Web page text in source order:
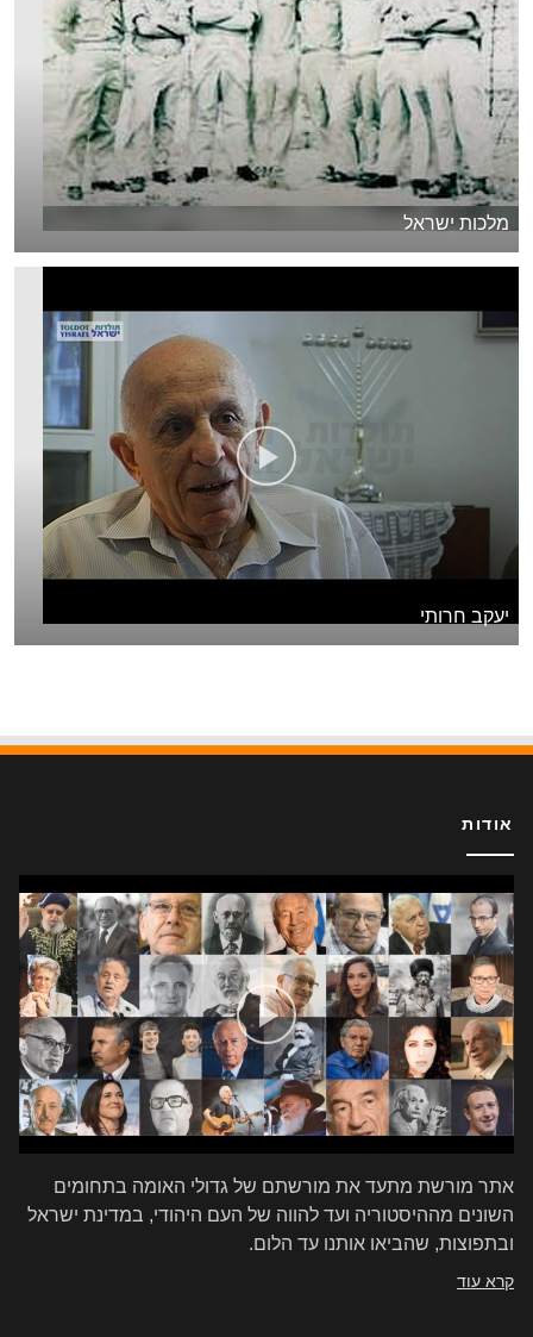
מלכות ישראל
יעקב חרותי
אודות
אתר מורשת מתעד את מורשתם של גדולי האומה בתחומים
השונים מההיסטוריה ועד להווה של העם היהודי, במדינת ישראל
ובתפוצות, שהביאו אותנו עד הלום.
קרא עוד